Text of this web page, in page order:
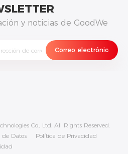
y noticias de GoodWe
Co., Ltd. All Rights Reserved.
de Datos
Política de Privacidad